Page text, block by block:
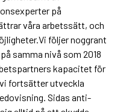
på
våra arbetssätt, och
följer noggrant
samma nivå som 2018
kapacitet för
fortsätter utveckla
Sidas anti-